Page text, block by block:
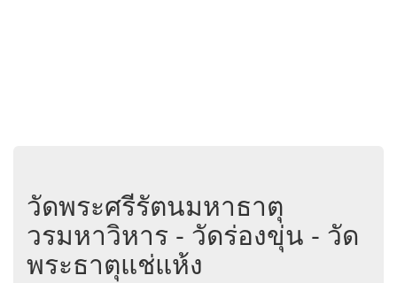
วัดพระศรีรัตนมหาธาตุ
วรมหาวิหาร - วัดร่องขุ่น - วัด
พระธาตุแช่แห้ง